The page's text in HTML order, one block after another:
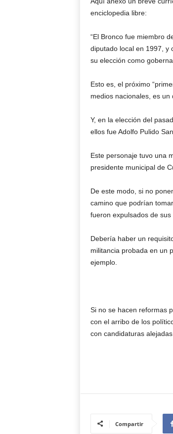
enciclopedia libre:
“El Bronco fue miembro
diputado local en 1997, y
su elección como
Esto es, el próximo
medios nacionales, es un
Y, en la elección del
ellos fue Adolfo Pulido
Este personaje tuvo una
presidente municipal de
De este modo, si no
camino que podrían
fueron expulsados de sus
Debería haber un
militancia probada en un
ejemplo.
Si no se hacen reformas
con el arribo de los
con candidaturas
Compartir